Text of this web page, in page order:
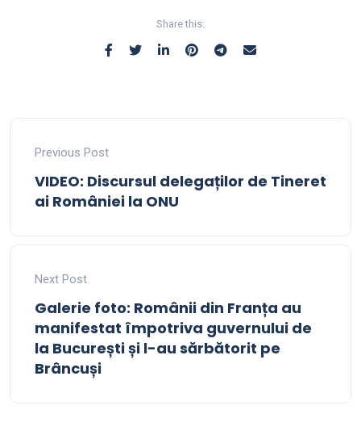
Share this:
Previous Post
VIDEO: Discursul delegaților de Tineret
ai României la ONU
Next Post
Galerie foto: Românii din Franța au
manifestat împotriva guvernului de
la București și l-au sărbătorit pe
Brâncuși